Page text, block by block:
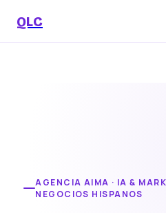
QLC
AGENCIA AIMA · IA &
NEGOCIOS HISPANOS